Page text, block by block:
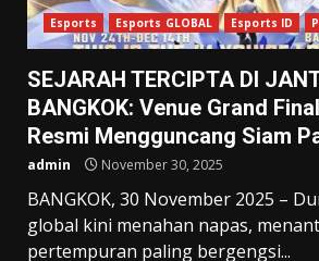
Esports Esports GLOBAL Esports ID
SEJARAH TERCIPTA DI
BANGKOK: Venue Grand
Resmi Mengguncang Siam
admin November 30, 2025
BANGKOK, 30 November 2025 –
global kini menahan napas,
pertempuran paling bergengsi...